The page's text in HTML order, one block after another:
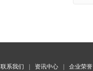
联系我们 资讯中心 企业荣誉